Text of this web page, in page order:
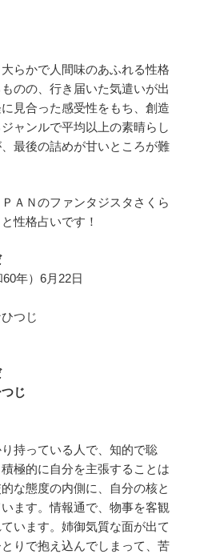
らかで人間味のあふれる性格
のの、行き届いた気遣いが出
見合った感受性をもち、創造
ャンルで平均以上の素晴らし
最後の詰めが甘いところが難
ＡＮのファンタジスタさくら
性格占いです！
年）6月22日
つじ
じ
持っている人で、知的で聡
極的に自分を主張することは
な態度の内側に、自分の核と
ます。情報通で、物事を客観
います。姉御気質な面が出て
りで抱え込んでしまって、苦